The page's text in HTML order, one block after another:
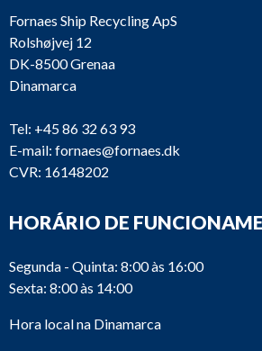
Fornaes Ship Recycling ApS
Rolshøjvej 12
DK-8500 Grenaa
Dinamarca
Tel: +45 86 32 63 93
E-mail: fornaes@fornaes.dk
CVR: 16148202
HORÁRIO DE
Segunda - Quinta: 8:00 às 16:00
Sexta: 8:00 às 14:00
Hora local na Dinamarca